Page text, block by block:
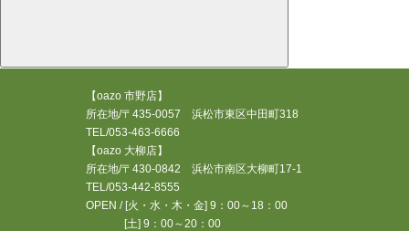
【oazo 市野店】
所在地/〒435-0057 浜松市東区中田町318
TEL/053-463-6666
【oazo 大柳店】
所在地/〒430-0842 浜松市南区大柳町17-1
TEL/053-442-8555
OPEN / [火・水・木・金] 9：00～18：00
[土] 9：00～20：00